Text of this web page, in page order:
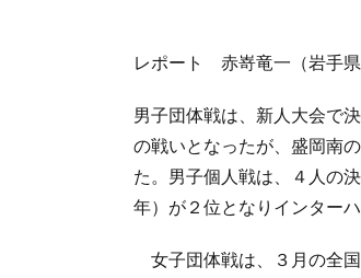
レポート 赤嵜竜一（岩手県
男子団体戦は、新人大会で
の戦いとなったが、盛岡南
た。男子個人戦は、４人の
年）が２位となりインター
女子団体戦は、３月の全